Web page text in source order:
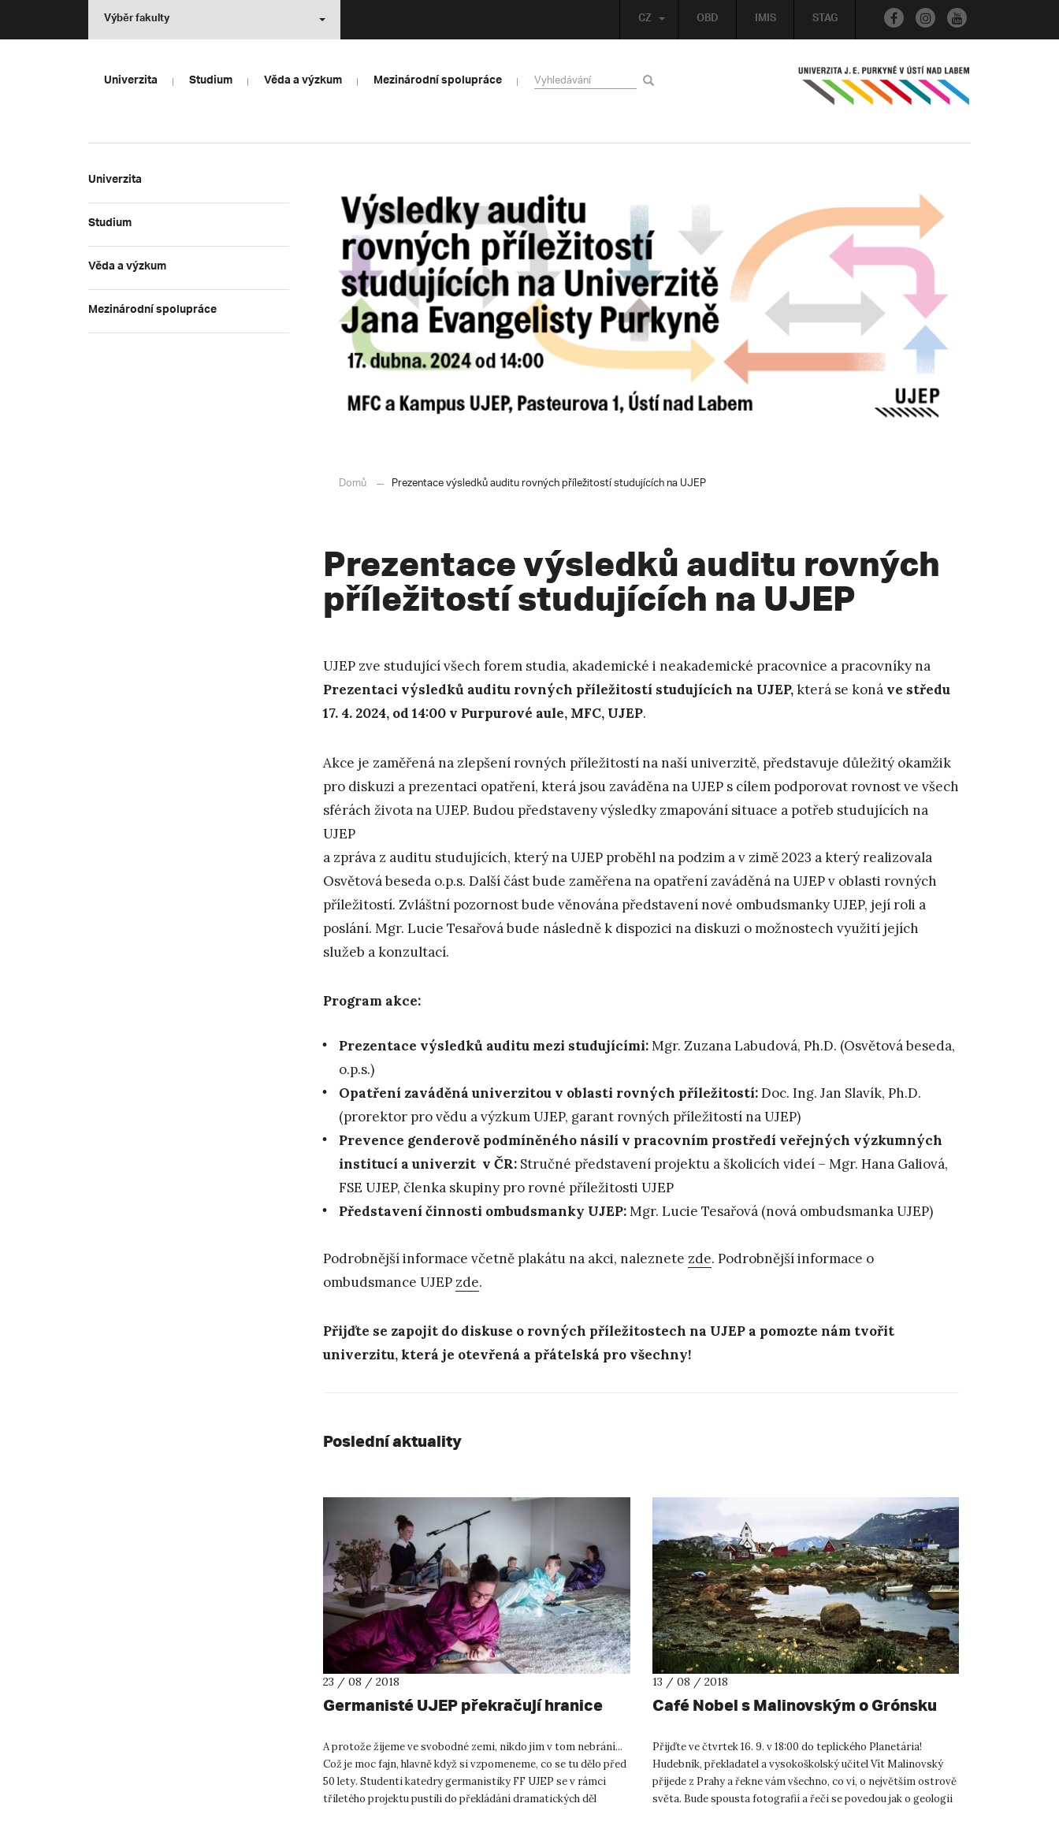
OBD IMIS STAG
CZ
Výběr fakulty
Univerzita Studium Věda a výzkum Mezinárodní spolupráce
Univerzita
Studium
Věda a výzkum
Mezinárodní spolupráce
Domů Prezentace výsledků auditu rovných příležitostí studujících na UJEP
Prezentace výsledků auditu rovných
příležitostí studujících na UJEP
UJEP zve studující všech forem studia, akademické i neakademické pracovnice a pracovníky na
Prezentaci výsledků auditu rovných příležitostí studujících na UJEP,která se koná ve středu
17. 4. 2024, od 14:00 v Purpurové aule, MFC, UJEP.
Akce je zaměřená na zlepšení rovných příležitostí na naší univerzitě, představuje důležitý okamžik
pro diskuzi a prezentaci opatření, která jsou zaváděna na UJEP s cílem podporovat rovnost ve všech
sférách života na UJEP. Budou představeny výsledky zmapování situace a potřeb studujících na
UJEP
a zpráva z auditu studujících, který na UJEP proběhl na podzim a v zimě 2023 a který realizovala
Osvětová beseda o.p.s. Další část bude zaměřena na opatření zaváděná na UJEP v oblasti rovných
příležitostí. Zvláštní pozornost bude věnována představení nové ombudsmanky UJEP, její roli a
poslání. Mgr. Lucie Tesařová bude následně k dispozici na diskuzi o možnostech využití jejích
služeb a konzultací.
Program akce:
Prezentace výsledků auditu mezi studujícími:Mgr. Zuzana Labudová, Ph.D. (Osvětová beseda,
o.p.s.)
Opatření zaváděná univerzitou v oblasti rovných příležitostí:Doc. Ing. Jan Slavík, Ph.D.
(prorektor pro vědu a výzkum UJEP, garant rovných příležitostí na UJEP)
Prevence genderově podmíněného násilí v pracovním prostředí veřejných výzkumných
institucí a univerzit v ČR: Stručné představení projektu a školicích videí – Mgr. Hana Galiová,
FSE UJEP, členka skupiny pro rovné příležitosti UJEP
Představení činnosti ombudsmanky UJEP:Mgr. Lucie Tesařová (nová ombudsmanka UJEP)
Podrobnější informace včetně plakátu na akci, naleznete zde. Podrobnější informace o
ombudsmance UJEP zde.
Přijďte se zapojit do diskuse o rovných příležitostech na UJEP a pomozte nám tvořit
univerzitu, která je otevřená a přátelská pro všechny!
Poslední aktuality
23 / 08 / 2018
Germanisté UJEP překračují hranice
A protože žijeme ve svobodné zemi, nikdo jim v tom nebrání...
Což je moc fajn, hlavně když si vzpomeneme, co se tu dělo před
50 lety. Studenti katedry germanistiky FF UJEP se v rámci
tříletého projektu pustili do překládání dramatických děl
13 / 08 / 2018
Café Nobel s Malinovským o Grónsku
Přijďte ve čtvrtek 16. 9. v 18:00 do teplického Planetária!
Hudebník, překladatel a vysokoškolský učitel Vít Malinovský
přijede z Prahy a řekne vám všechno, co ví, o největším ostrově
světa. Bude spousta fotografií a řeči se povedou jak o geologii